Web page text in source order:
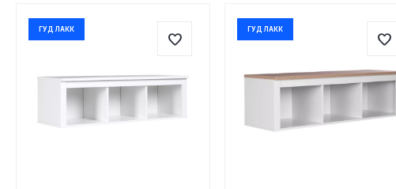
ГУД ЛАКК ГУД ЛАКК